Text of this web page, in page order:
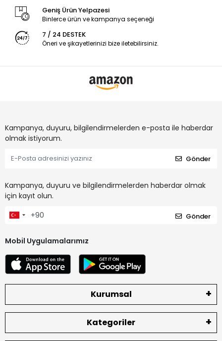
Geniş Ürün Yelpazesi
Binlerce ürün ve kampanya seçeneği
7 / 24 DESTEK
Öneri ve şikayetlerinizi bize iletebilirsiniz.
Kampanya, duyuru, bilgilendirmelerden e-posta ile haberdar
olmak istiyorum.
Gönder
Kampanya, duyuru ve bilgilendirmelerden haberdar olmak
için kayıt olun.
Gönder
Mobil Uygulamalarımız
Kurumsal
Kategoriler